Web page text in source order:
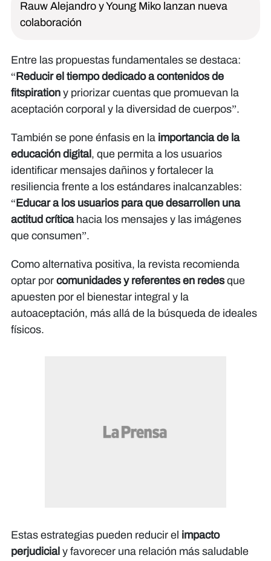
Rauw Alejandro y Young Miko lanzan nueva
colaboración
Entre las propuestas fundamentales se destaca:
“ Reducir el tiempo dedicado a contenidos de
fitspiration y priorizar cuentas que promuevan la
aceptación corporal y la diversidad de cuerpos”.
También se pone énfasis en la importancia de la
educación digital , que permita a los usuarios
identificar mensajes dañinos y fortalecer la
resiliencia frente a los estándares inalcanzables:
“ Educar a los usuarios para que desarrollen una
actitud críticahacia los mensajes y las imágenes
que consumen”.
Como alternativa positiva, la revista recomienda
optar por comunidades y referentes en redesque
apuesten por el bienestar integral y la
autoaceptación, más allá de la búsqueda de ideales
físicos.
Estas estrategias pueden reducir el impacto
perjudicial y favorecer una relación más saludable